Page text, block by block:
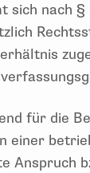
sich nach
für die
einer
Anspruch